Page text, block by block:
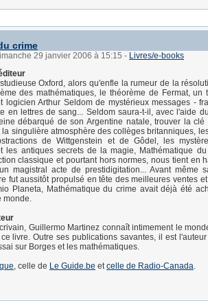
crime
29 janvier 2006 à 15:15 - Livres/e-books
Oxford, alors qu'enfle la rumeur de la
des mathématiques, le théorème de Fermat, un
logicien Arthur Seldom de mystérieux messages -
en lettres de sang... Seldom saura-t-il, avec l'aide
débarqué de son Argentine natale, trouver la
la singulière atmosphère des collèges britanniques,
de Wittgenstein et de Gôdel, les
les antiques secrets de la magie, Mathématique
classique et pourtant hors normes, nous tient en
magistral acte de prestidigitation... Avant même
fut aussitôt propulsé en tête des meilleures ventes
Planeta, Mathématique du crime avait déjà été
monde.
Guillermo Martinez connaît intimement le
livre. Outre ses publications savantes, il est
sur Borges et les mathématiques.
, celle de Le Guide.be etcelle de Radio-Canada.